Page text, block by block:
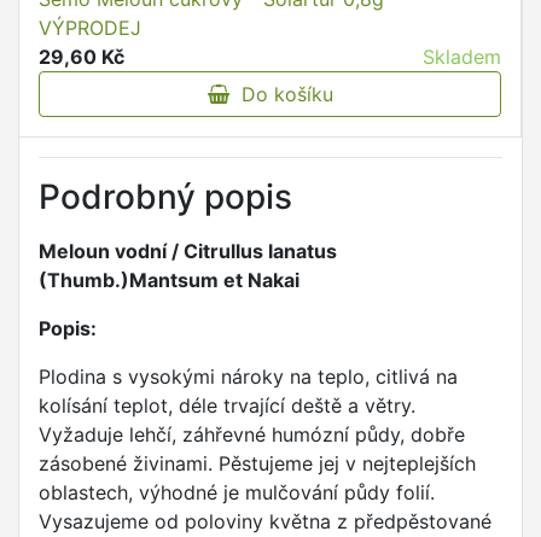
VÝPRODEJ
29,60 Kč
Skladem
Do košíku
Podrobný popis
Meloun vodní / Citrullus lanatus
(Thumb.)Mantsum et Nakai
Popis:
Plodina s vysokými nároky na teplo, citlivá na
kolísání teplot, déle trvající deště a větry.
Vyžaduje lehčí, záhřevné humózní půdy, dobře
zásobené živinami. Pěstujeme jej v nejteplejších
oblastech, výhodné je mulčování půdy folií.
Vysazujeme od poloviny května z předpěstované